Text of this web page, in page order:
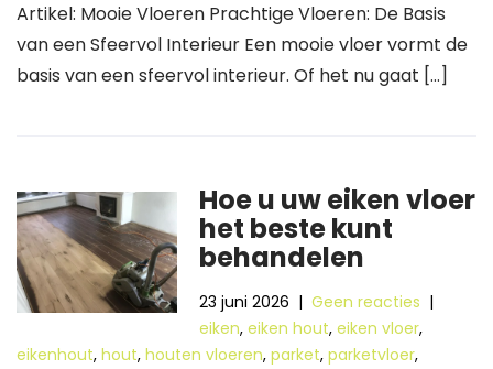
Artikel: Mooie Vloeren Prachtige Vloeren: De Basis
van een Sfeervol Interieur Een mooie vloer vormt de
basis van een sfeervol interieur. Of het nu gaat […]
Hoe u uw eiken vloer
het beste kunt
behandelen
23 juni 2026 |Geen reacties |
eiken,eiken hout,eiken vloer,
eikenhout, hout, houten vloeren, parket, parketvloer,